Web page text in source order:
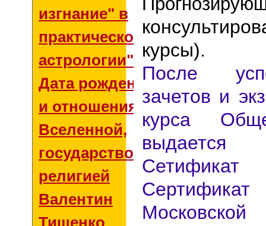
изгнание" в
практической
астрологии"
Дата рождения
и отношения со
Вселенной,
государством и
религией
Валентин
Тищенко
курсы).
После
зачетов и
курса
выдается
Сетификат
Сертификат